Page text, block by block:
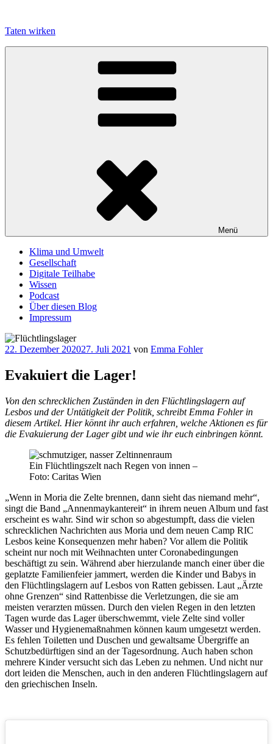
springen
Taten wirken
Menü
Klima und Umwelt
Gesellschaft
Digitale Teilhabe
Wissen
Podcast
Über diesen Blog
Impressum
Veröffentlicht
22. Dezember 202027. Juli 2021 von Emma Fohler
Evakuiert die Lager!
Von den schrecklichen Zuständen in den Flüchtlingslagern auf
Lesbos und der Untätigkeit der Politik, schreibt Emma Fohler in
diesem Artikel. Hier könnt ihr auch erfahren, welche Aktionen es für
die Evakuierung der Lager gibt und wie ihr euch einbringen könnt.
Ein Flüchtlingszelt nach Regen von innen –
Foto: Caritas Wien
„Wenn in Moria die Zelte brennen, dann sieht das niemand mehr“,
singt die Band „Annenmaykantereit“ in ihrem neuen Album und fast
erscheint es wahr. Sind wir schon so abgestumpft, dass die vielen
schrecklichen Nachrichten aus Moria und dem neuen Camp RIC
Lesbos keine Konsequenzen mehr haben? Vor allem die Politik
scheint nur noch mit Weihnachten unter Coronabedingungen
beschäftigt zu sein. Während aber hierzulande manch einer über die
geplatzte Familienfeier jammert, werden die Kinder und Babys in
den Flüchtlingslagern auf Lesbos von Ratten gebissen. Laut „Ärzte
ohne Grenzen“ sind Rattenbisse die Verletzungen, die sie am
meisten verarzten müssen. Durch den vielen Regen in den letzten
Tagen wurde das Lager überschwemmt, viele Zelte sind voller
Wasser und Hygienemaßnahmen können kaum umgesetzt werden.
Es fehlen Toiletten und Duschen und gewaltsame Übergriffe an
Schutzbedürftigen sind an der Tagesordnung. Auch haben schon
mehrere Kinder versucht sich das Leben zu nehmen. Und nicht nur
dort leiden die Menschen, auch in den anderen Flüchtlingslagern auf
den griechischen Inseln.